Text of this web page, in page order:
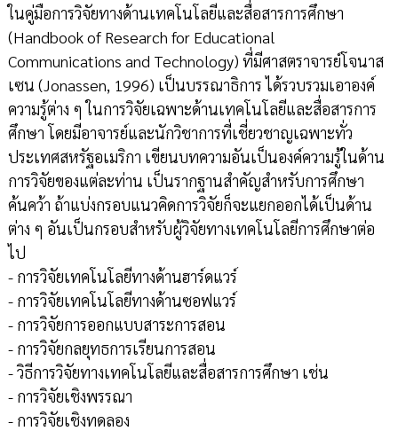
ในคู่มือการวิจัยทางด้านเทคโนโลยีและสื่อสารการศึกษา
(Handbook of Research for Educational
Communications and Technology) ที่มีศาสตราจารย์โจนาส
เซน (Jonassen, 1996) เป็นบรรณาธิการ ได้รวบรวมเอาองค์
ความรู้ต่าง ๆ ในการวิจัยเฉพาะด้านเทคโนโลยีและสื่อสารการ
ศึกษา โดยมีอาจารย์และนักวิชาการที่เชี่ยวชาญเฉพาะทั่ว
ประเทศสหรัฐอเมริกา เขียนบทความอันเป็นองค์ความรู้ในด้าน
การวิจัยของแต่ละท่าน เป็นรากฐานสำคัญสำหรับการศึกษา
ค้นคว้า ถ้าแบ่งกรอบแนวคิดการวิจัยก็จะแยกออกได้เป็นด้าน
ต่าง ๆ อันเป็นกรอบสำหรับผู้วิจัยทางเทคโนโลยีการศึกษาต่อ
ไป
- การวิจัยเทคโนโลยีทางด้านฮาร์ดแวร์
- การวิจัยเทคโนโลยีทางด้านซอฟแวร์
- การวิจัยการออกแบบสาระการสอน
- การวิจัยกลยุทธการเรียนการสอน
- วิธีการวิจัยทางเทคโนโลยีและสื่อสารการศึกษา เช่น
- การวิจัยเชิงพรรณา
- การวิจัยเชิงทดลอง